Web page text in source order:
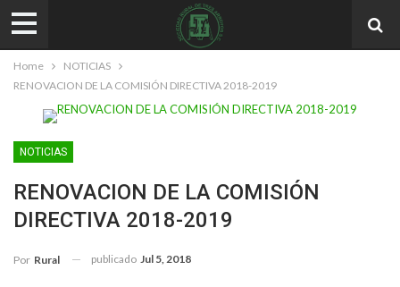
Home
NOTICIAS
​RENOVACION DE LA COMISIÓN DIRECTIVA 2018-2019
NOTICIAS
​RENOVACION DE LA COMISIÓN
DIRECTIVA 2018-2019
Por Rural publicado Jul 5, 2018